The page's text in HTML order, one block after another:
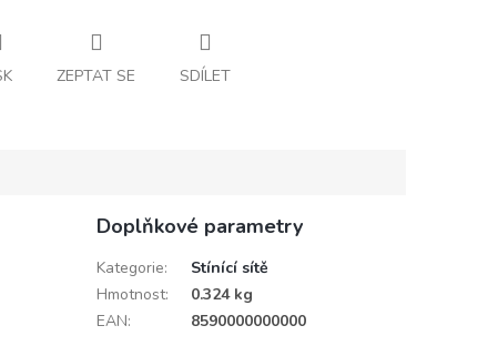
ZEPTAT SE SDÍLET
Doplňkové parametry
Kategorie:
Stínící sítě
Hmotnost:
0.324 kg
EAN: 8590000000000